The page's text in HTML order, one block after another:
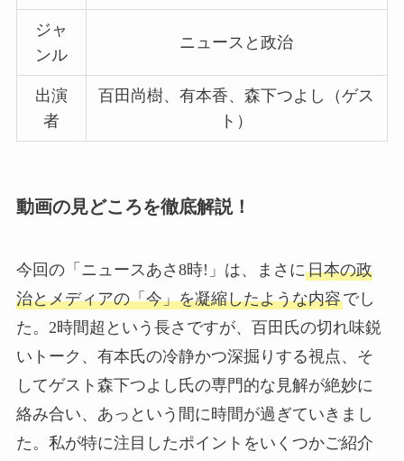
ジャ
ンル
ニュースと政治
出演
者
百田尚樹、有本香、森下つよし（ゲス
ト）
動画の見どころを徹底解説！
今回の「ニュースあさ8時!」は、まさに日本の政
治とメディアの「今」を凝縮したような内容でし
た。2時間超という長さですが、百田氏の切れ味鋭
いトーク、有本氏の冷静かつ深掘りする視点、そ
してゲスト森下つよし氏の専門的な見解が絶妙に
絡み合い、あっという間に時間が過ぎていきまし
た。私が特に注目したポイントをいくつかご紹介